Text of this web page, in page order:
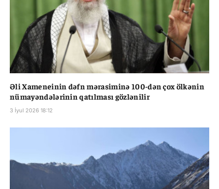
Əli Xameneinin dəfn mərasiminə 100-dən çox ölkənin
nümayəndələrinin qatılması gözlənilir
3 İyul 2026 18:12